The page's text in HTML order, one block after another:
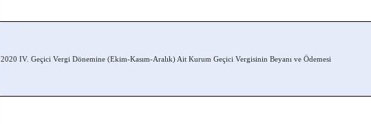
2020 IV. Geçici Vergi Dönemine (Ekim-Kasım-Aralık) Ait Kurum Geçici Vergisinin Beyanı ve Ödemesi